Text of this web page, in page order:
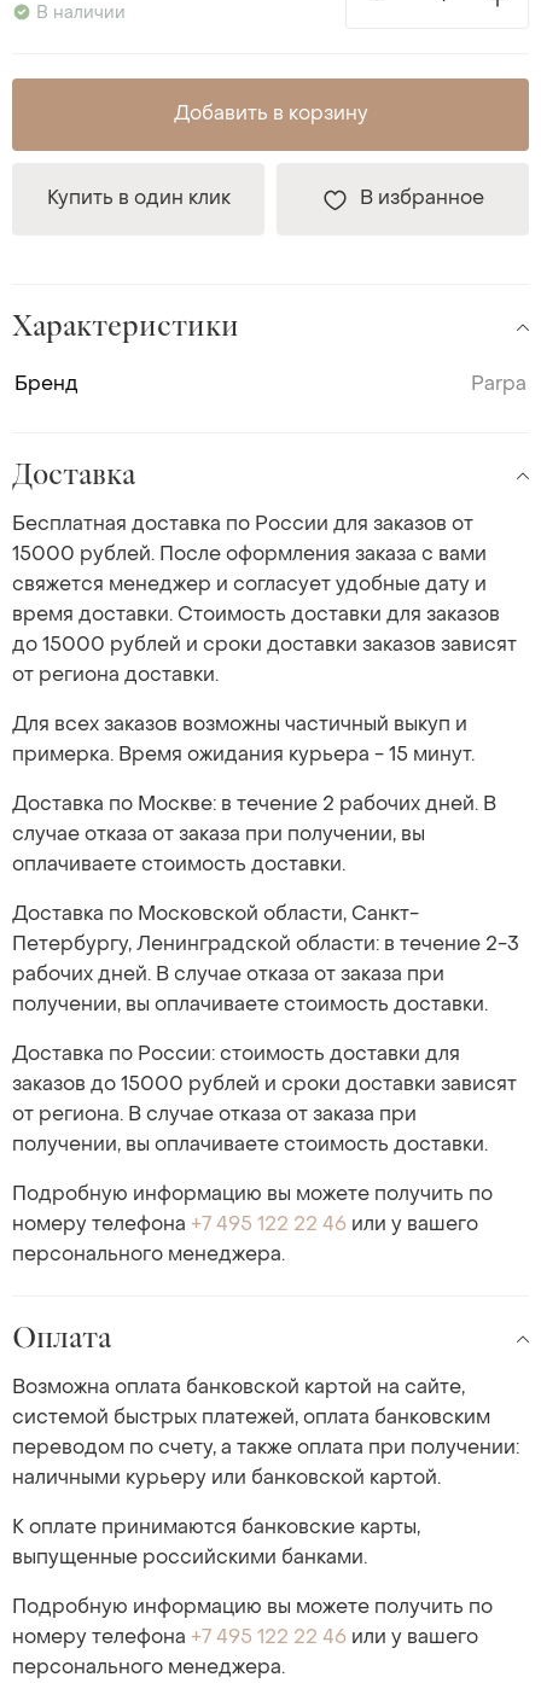
В наличии
Добавить в корзину
Купить в один клик В избранное
Характеристики
Бренд Parpa
Доставка
Бесплатная доставка по России для заказов от
15000 рублей. После оформления заказа с вами
свяжется менеджер и согласует удобные дату и
время доставки. Стоимость доставки для заказов
до 15000 рублей и сроки доставки заказов зависят
от региона доставки.
Для всех заказов возможны частичный выкуп и
примерка. Время ожидания курьера - 15 минут.
Доставка по Москве: в течение 2 рабочих дней. В
случае отказа от заказа при получении, вы
оплачиваете стоимость доставки.
Доставка по Московской области, Санкт-
Петербургу, Ленинградской области: в течение 2-3
рабочих дней. В случае отказа от заказа при
получении, вы оплачиваете стоимость доставки.
Доставка по России: стоимость доставки для
заказов до 15000 рублей и сроки доставки зависят
от региона. В случае отказа от заказа при
получении, вы оплачиваете стоимость доставки.
Подробную информацию вы можете получить по
номеру телефона +7 495 122 22 46 или у вашего
персонального менеджера.
Оплата
Возможна оплата банковской картой на сайте,
системой быстрых платежей, оплата банковским
переводом по счету, а также оплата при получении:
наличными курьеру или банковской картой.
К оплате принимаются банковские карты,
выпущенные российскими банками.
Подробную информацию вы можете получить по
номеру телефона +7 495 122 22 46 или у вашего
персонального менеджера.